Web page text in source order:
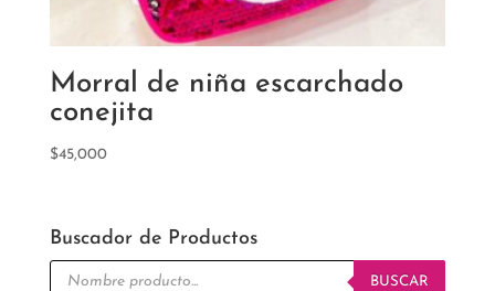
Morral de niña escarchado
conejita
$45,000
Buscador de Productos
Búsqueda
BUSCAR